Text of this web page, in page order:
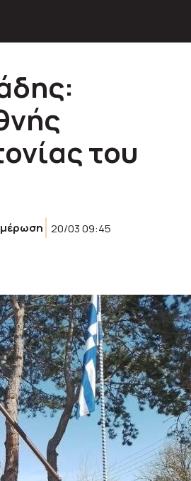
του
20/03 09:45